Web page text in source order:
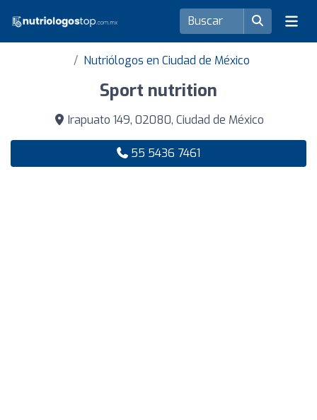
Nutriólogos en Ciudad de México
Sport nutrition
Irapuato 149, 02080, Ciudad de México
55 5436 7461